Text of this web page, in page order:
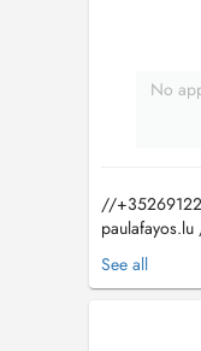
No
//
paulafayos.lu
Basse. Il y a
cabinet
veuillez
See all